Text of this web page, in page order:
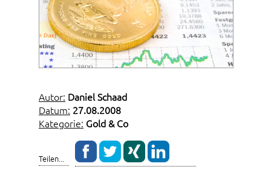
Autor: Daniel Schaad
Datum: 27.08.2008
Kategorie: Gold & Co
Teilen...